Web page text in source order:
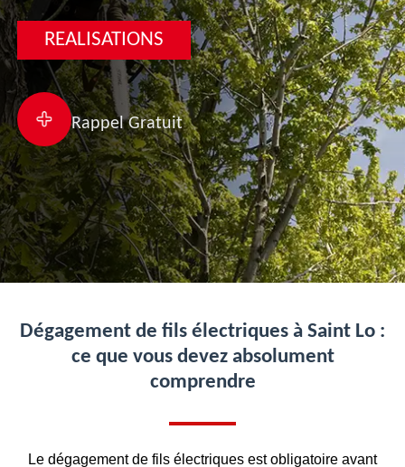
REALISATIONS
Rappel Gratuit
Dégagement de fils électriques à Saint Lo :
ce que vous devez absolument
comprendre
Le dégagement de fils électriques est obligatoire avant